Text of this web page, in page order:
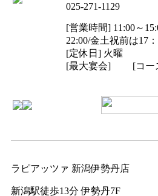
025-271-1129
[営業時間] 11:00～
22:00/金土祝前は17
[定休日] 火曜
[最大宴会] [コース
ラピアッツァ 新潟伊勢丹店
新潟駅徒歩13分 伊勢丹7F